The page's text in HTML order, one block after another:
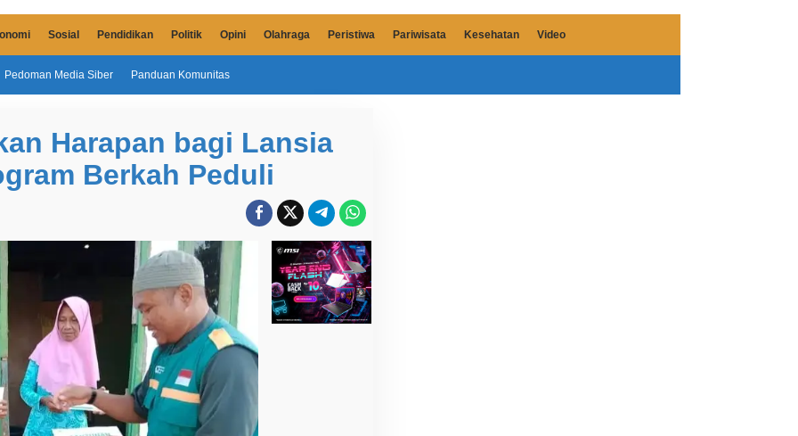
Sosial Pendidikan Politik Opini Olahraga Peristiwa Pariwisata Kesehatan Video
Pedoman Media Siber Panduan Komunitas
Harapan bagi Lansia
Berkah Peduli